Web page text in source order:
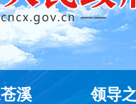
溪 领导